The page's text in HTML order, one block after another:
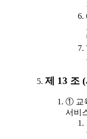
제 13 조
① 교
서비